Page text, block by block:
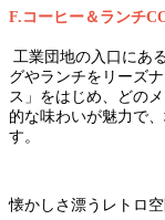
F.コーヒー＆ランチ
工業団地の入口にあ
グやランチをリーズ
ス」をはじめ、どの
的な味わいが魅力で
す。
懐かしさ漂うレトロ空